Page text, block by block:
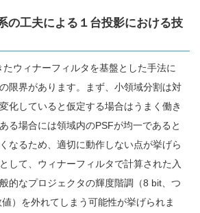
の工夫による１台投影における技
ウィナーフィルタを基盤とした手法に
限界があります。まず、小領域分割は対
化していると仮定する場合はうまく働き
る場合には領域内のPSFが均一であると
なるため、適切に動作しない点が挙げら
して、ウィナーフィルタで計算された入
的なプロジェクタの輝度階調（8 bit、つ
）を外れてしまう可能性が挙げられま